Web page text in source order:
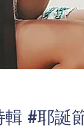
#耶誕節